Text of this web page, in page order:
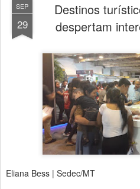
SEP
29
Destinos
despertam
Eliana Bess | Sedec/MT